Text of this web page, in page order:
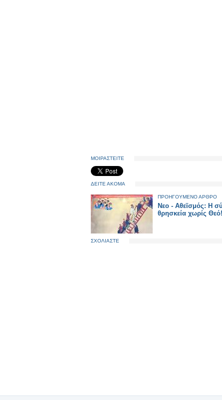
ΜΟΙΡΑΣΤΕΙΤΕ
ΔΕΙΤΕ ΑΚΟΜΑ
ΠΡΟΗΓΟΥΜΕΝΟ ΑΡΘΡΟ
Νεο - Αθεϊσμός: Η
θρησκεία χωρίς Θεό!
ΣΧΟΛΙΑΣΤΕ